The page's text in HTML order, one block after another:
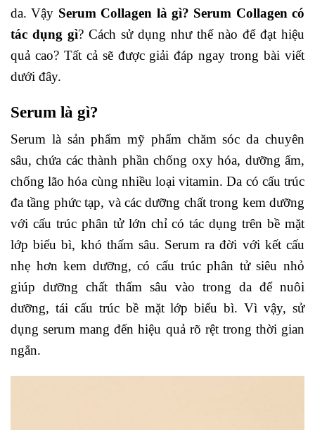
da. Vậy Serum Collagen là gì? Serum Collagen có
tác dụng gì? Cách sử dụng như thế nào để đạt hiệu
quả cao? Tất cả sẽ được giải đáp ngay trong bài viết
dưới đây.
Serum là gì?
Serum là sản phẩm mỹ phẩm chăm sóc da chuyên
sâu, chứa các thành phần chống oxy hóa, dưỡng ẩm,
chống lão hóa cùng nhiều loại vitamin. Da có cấu trúc
đa tầng phức tạp, và các dưỡng chất trong kem dưỡng
với cấu trúc phân tử lớn chỉ có tác dụng trên bề mặt
lớp biểu bì, khó thấm sâu. Serum ra đời với kết cấu
nhẹ hơn kem dưỡng, có cấu trúc phân tử siêu nhỏ
giúp dưỡng chất thấm sâu vào trong da để nuôi
dưỡng, tái cấu trúc bề mặt lớp biểu bì. Vì vậy, sử
dụng serum mang đến hiệu quả rõ rệt trong thời gian
ngắn.